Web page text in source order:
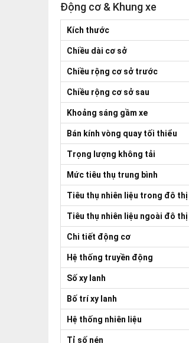
Động cơ & Khung xe
Kích thước
Chiều dài cơ sở
Chiều rộng cơ sở trước
Chiều rộng cơ sở sau
Khoảng sáng gầm xe
Bán kính vòng quay tối thiểu
Trọng lượng không tải
Mức tiêu thụ trung bình
Tiêu thụ nhiên liệu trong đô thị
Tiêu thụ nhiên liệu ngoài đô thị
Chi tiết động cơ
Hệ thống truyền động
Số xy lanh
Bố trí xy lanh
Hệ thống nhiên liệu
Tỉ số nén